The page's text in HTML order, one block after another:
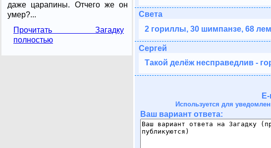
даже царапины. Отчего же он
умер?...
Прочитать Загадку
полностью
Света
2 гориллы, 30 шимпанзе, 68
Сергей
Такой делёж несправедлив -
Используется для
Ваш вариант ответа: